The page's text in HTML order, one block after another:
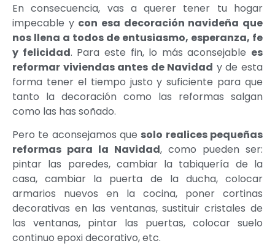
En consecuencia, vas a querer tener tu hogar
impecable y con esa decoración navideña que
nos llena a todos de entusiasmo, esperanza, fe
y felicidad. Para este fin, lo más aconsejable es
reformar viviendas antes de Navidad y de esta
forma tener el tiempo justo y suficiente para que
tanto la decoración como las reformas salgan
como las has soñado.
Pero te aconsejamos que solo realices pequeñas
reformas para la Navidad, como pueden ser:
pintar las paredes, cambiar la tabiquería de la
casa, cambiar la puerta de la ducha, colocar
armarios nuevos en la cocina, poner cortinas
decorativas en las ventanas, sustituir cristales de
las ventanas, pintar las puertas, colocar suelo
continuo epoxi decorativo, etc.